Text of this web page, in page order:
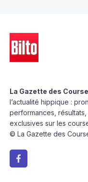
La Gazette des
l’actualité hippique :
performances,
exclusives sur les
© La Gazette des